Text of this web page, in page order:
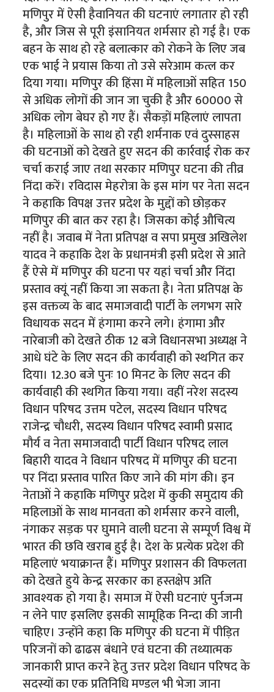
मणिपुर में ऐसी हैवानियत की घटनाएं लगातार हो रही
है, और जिस से पूरी इंसानियत शर्मसार हो गई है। एक
बहन के साथ हो रहे बलात्कार को रोकने के लिए जब
एक भाई ने प्रयास किया तो उसे सरेआम कत्ल कर
दिया गया। मणिपुर की हिंसा में महिलाओं सहित 150
से अधिक लोगों की जान जा चुकी है और 60000 से
अधिक लोग बेघर हो गए हैं। सैकड़ों महिलाएं लापता
है। महिलाओं के साथ हो रही शर्मनाक एवं दुस्साहस
की घटनाओं को देखते हुए सदन की कार्रवाई रोक कर
चर्चा कराई जाए तथा सरकार मणिपुर घटना की तीव्र
निंदा करें। रविदास मेहरोत्रा के इस मांग पर नेता सदन
ने कहाकि विपक्ष उत्तर प्रदेश के मुद्दों को छोड़कर
मणिपुर की बात कर रहा है। जिसका कोई औचित्य
नहीं है। जवाब में नेता प्रतिपक्ष व सपा प्रमुख अखिलेश
यादव ने कहाकि देश के प्रधानमंत्री इसी प्रदेश से आते
हैं ऐसे में मणिपुर की घटना पर यहां चर्चा और निंदा
प्रस्ताव क्यूं नहीं किया जा सकता है। नेता प्रतिपक्ष के
इस वक्तव्य के बाद समाजवादी पार्टी के लगभग सारे
विधायक सदन में हंगामा करने लगे। हंगामा और
नारेबाजी को देखते ठीक 12 बजे विधानसभा अध्यक्ष ने
आधे घंटे के लिए सदन की कार्यवाही को स्थगित कर
दिया। 12.30 बजे पुनः 10 मिनट के लिए सदन की
कार्यवाही की स्थगित किया गया। वहीं नरेश सदस्य
विधान परिषद उत्तम पटेल, सदस्य विधान परिषद
राजेन्द्र चौधरी, सदस्य विधान परिषद स्वामी प्रसाद
मौर्य व नेता समाजवादी पार्टी विधान परिषद लाल
बिहारी यादव ने विधान परिषद में मणिपुर की घटना
पर निंदा प्रस्ताव पारित किए जाने की मांग की। इन
नेताओं ने कहाकि मणिपुर प्रदेश में कुकी समुदाय की
महिलाओं के साथ मानवता को शर्मसार करने वाली,
नंगाकर सड़क पर घुमाने वाली घटना से सम्पूर्ण विश्व में
भारत की छवि खराब हुई है। देश के प्रत्येक प्रदेश की
महिलाएं भयाक्रान्त हैं। मणिपुर प्रशासन की विफलता
को देखते हुये केन्द्र सरकार का हस्तक्षेप अति
आवश्यक हो गया है। समाज में ऐसी घटनाएं पुर्नजन्म
न लेने पाए इसलिए इसकी सामूहिक निन्दा की जानी
चाहिए। उन्होंने कहा कि मणिपुर की घटना में पीड़ित
परिजनों को ढाढस बंधाने एवं घटना की तथ्यात्मक
जानकारी प्राप्त करने हेतु उत्तर प्रदेश विधान परिषद के
सदस्यों का एक प्रतिनिधि मण्डल भी भेजा जाना